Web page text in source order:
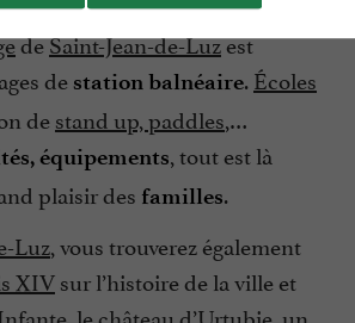
deSaint-Jean-de-Luzest
de station balnéaire.Écoles
destand up, paddles,…
équipements, tout est là
plaisir des familles.
Luz, vous trouverez également
XIVsur l’histoire de la ville et
, lechâteau d’Urtubie, un